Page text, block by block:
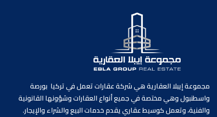
مجموعة إيبلا العقارية هي شركة عقارات تعمل في تركيا بورصة
واسطنبول وهي مختصة في جميع أنواع العقارات وشؤونها القانونية
والفنية، وتعمل كوسيط عقاري يقدم خدمات البيع والشراء والإيجار.